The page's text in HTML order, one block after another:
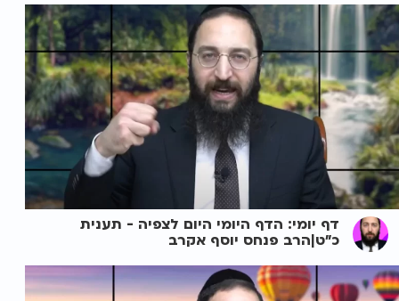
דף יומי: הדף היומי היום לצפיה - תענית
כ"ט|הרב פנחס יוסף אקרב